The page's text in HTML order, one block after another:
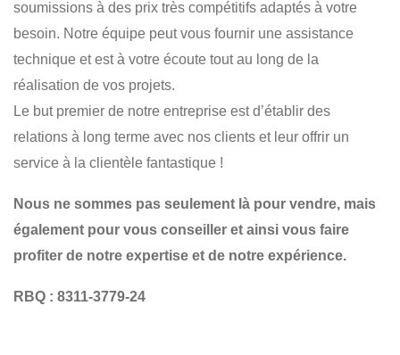
soumissions à des prix très compétitifs adaptés à votre
besoin. Notre équipe peut vous fournir une assistance
technique et est à votre écoute tout au long de la
réalisation de vos projets.
Le but premier de notre entreprise est d’établir des
relations à long terme avec nos clients et leur offrir un
service à la clientèle fantastique !
Nous ne sommes pas seulement là pour vendre, mais
également pour vous conseiller et ainsi vous faire
profiter de notre expertise et de notre expérience.
RBQ : 8311-3779-24